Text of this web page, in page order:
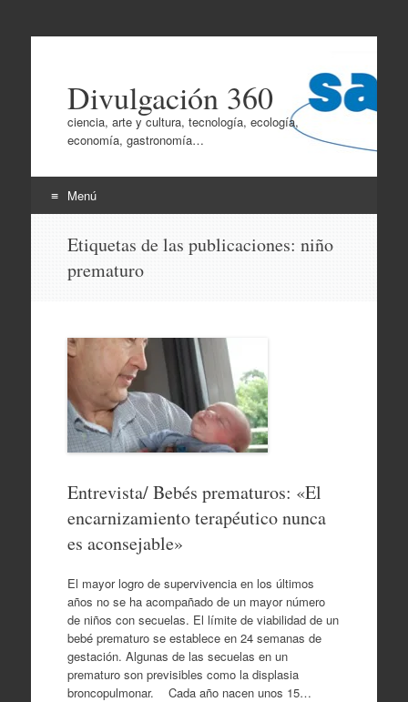
Divulgación 360
ciencia, arte y cultura, tecnología, ecología,
economía, gastronomía…
Menú
contenido
Etiquetas de las publicaciones: niño
prematuro
Entrevista/ Bebés prematuros: «El
encarnizamiento terapéutico nunca
es aconsejable»
El mayor logro de supervivencia en los últimos
años no se ha acompañado de un mayor número
de niños con secuelas. El límite de viabilidad de un
bebé prematuro se establece en 24 semanas de
gestación. Algunas de las secuelas en un
prematuro son previsibles como la displasia
broncopulmonar. Cada año nacen unos 15…